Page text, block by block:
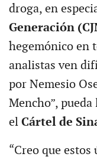
droga, en
Generación
hegemónico en
analistas ven
por Nemesio
Mencho”,
el Cártel de
“Creo que